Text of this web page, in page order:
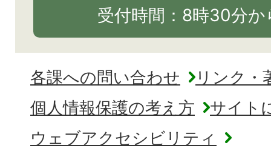
受付時間：8時30分
各課への問い合わせ
リンク・
個人情報保護の考え方
サイト
ウェブアクセシビリティ